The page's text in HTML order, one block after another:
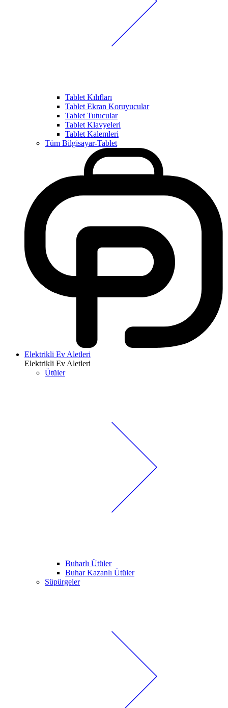
Tablet Kılıfları
Tablet Ekran Koruyucular
Tablet Tutucular
Tablet Klavyeleri
Tablet Kalemleri
Tüm Bilgisayar-Tablet
Elektrikli Ev Aletleri
Elektrikli Ev Aletleri
Ütüler
Buharlı Ütüler
Buhar Kazanlı Ütüler
Süpürgeler